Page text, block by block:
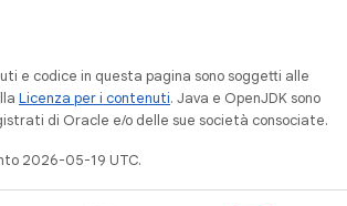
e codice in questa pagina sono soggetti alle
Licenza per i contenuti. Java e OpenJDK sono
di Oracle e/o delle sue società consociate.
2026-05-19 UTC.